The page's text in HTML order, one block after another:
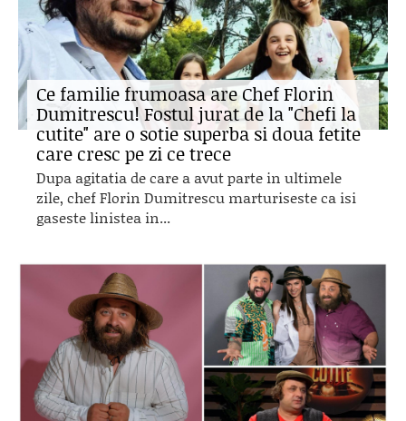
Ce familie frumoasa are Chef Florin
Dumitrescu! Fostul jurat de la "Chefi la
cutite" are o sotie superba si doua fetite
care cresc pe zi ce trece
Dupa agitatia de care a avut parte in ultimele
zile, chef Florin Dumitrescu marturiseste ca isi
gaseste linistea in...